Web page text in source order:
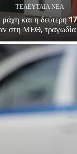
ΤΕΛΕΥΤΑΊΑ ΝΈΑ
και η δεύτερη
στη ΜΕΘ, τραγωδία